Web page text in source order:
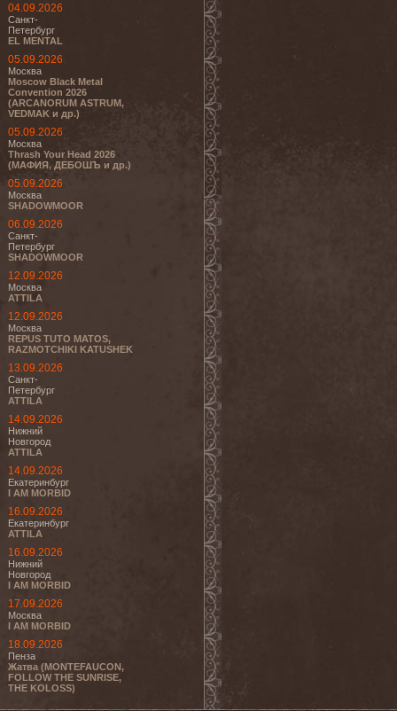
04.09.2026
Санкт-
Петербург
EL MENTAL
05.09.2026
Москва
Moscow Black Metal
Convention 2026
(ARCANORUM ASTRUM,
VEDMAK и др.)
05.09.2026
Москва
Thrash Your Head 2026
(МАФИЯ, ДЕБОШЪ и др.)
05.09.2026
Москва
SHADOWMOOR
06.09.2026
Санкт-
Петербург
SHADOWMOOR
12.09.2026
Москва
ATTILA
12.09.2026
Москва
REPUS TUTO MATOS,
RAZMOTCHIKI KATUSHEK
13.09.2026
Санкт-
Петербург
ATTILA
14.09.2026
Нижний
Новгород
ATTILA
14.09.2026
Екатеринбург
I AM MORBID
16.09.2026
Екатеринбург
ATTILA
16.09.2026
Нижний
Новгород
I AM MORBID
17.09.2026
Москва
I AM MORBID
18.09.2026
Пенза
Жатва (MONTEFAUCON,
FOLLOW THE SUNRISE,
THE KOLOSS)